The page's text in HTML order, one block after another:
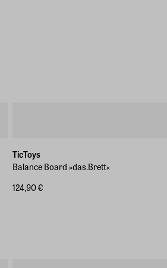
TicToys
Balance Board »das.Brett«
124,90 €